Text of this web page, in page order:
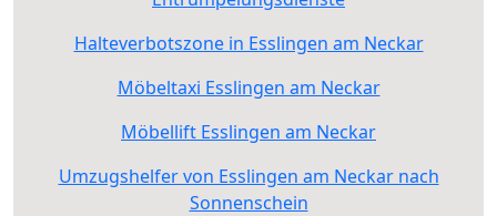
Halteverbotszone in Esslingen am Neckar
Möbeltaxi Esslingen am Neckar
Möbellift Esslingen am Neckar
Umzugshelfer von Esslingen am Neckar nach
Sonnenschein